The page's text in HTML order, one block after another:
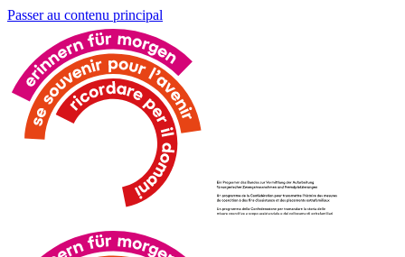
Passer au contenu principal